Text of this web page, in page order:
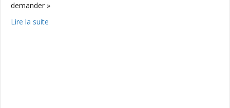
demander »
Lire la suite